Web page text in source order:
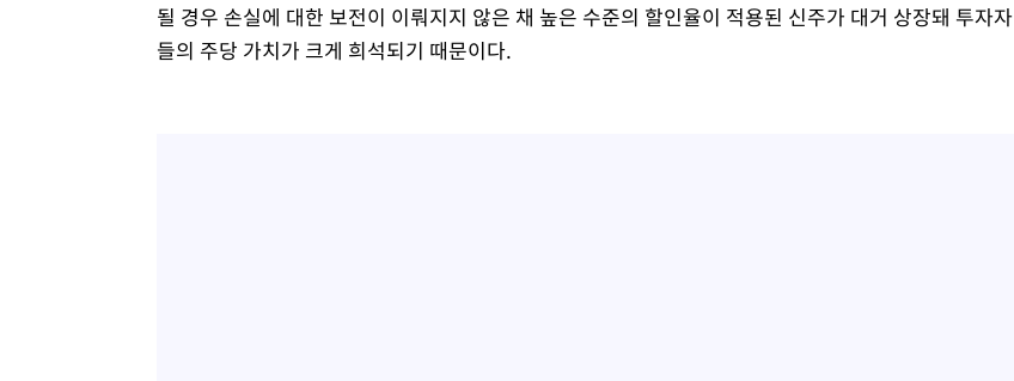
될 경우 손실에 대한 보전이 이뤄지지 않은 채 높은 수준의 할인율이 적용된 신주가 대거 상장돼 투자자
들의 주당 가치가 크게 희석되기 때문이다.